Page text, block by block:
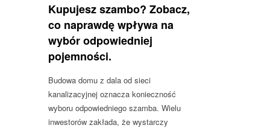
Kupujesz szambo? Zobacz,
co naprawdę wpływa na
wybór odpowiedniej
pojemności.
Budowa domu z dala od sieci
kanalizacyjnej oznacza konieczność
wyboru odpowiedniego szamba. Wielu
inwestorów zakłada, że wystarczy